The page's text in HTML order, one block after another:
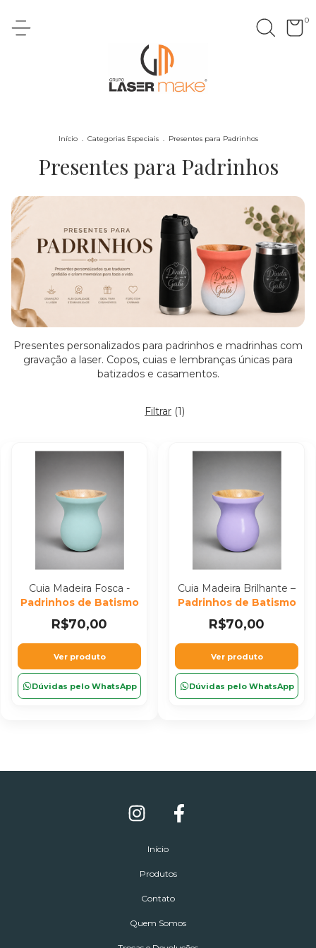
0
Início . Categorias Especiais . Presentes para Padrinhos
Presentes para Padrinhos
Presentes personalizados para padrinhos e madrinhas com
gravação a laser. Copos, cuias e lembranças únicas para
batizados e casamentos.
Filtrar (1)
Cuia Madeira Fosca -
Padrinhos de Batismo
R$70,00
Ver produto
Dúvidas pelo WhatsApp
Cuia Madeira Brilhante –
Padrinhos de Batismo
R$70,00
Ver produto
Dúvidas pelo WhatsApp
Início
Produtos
Contato
Quem Somos